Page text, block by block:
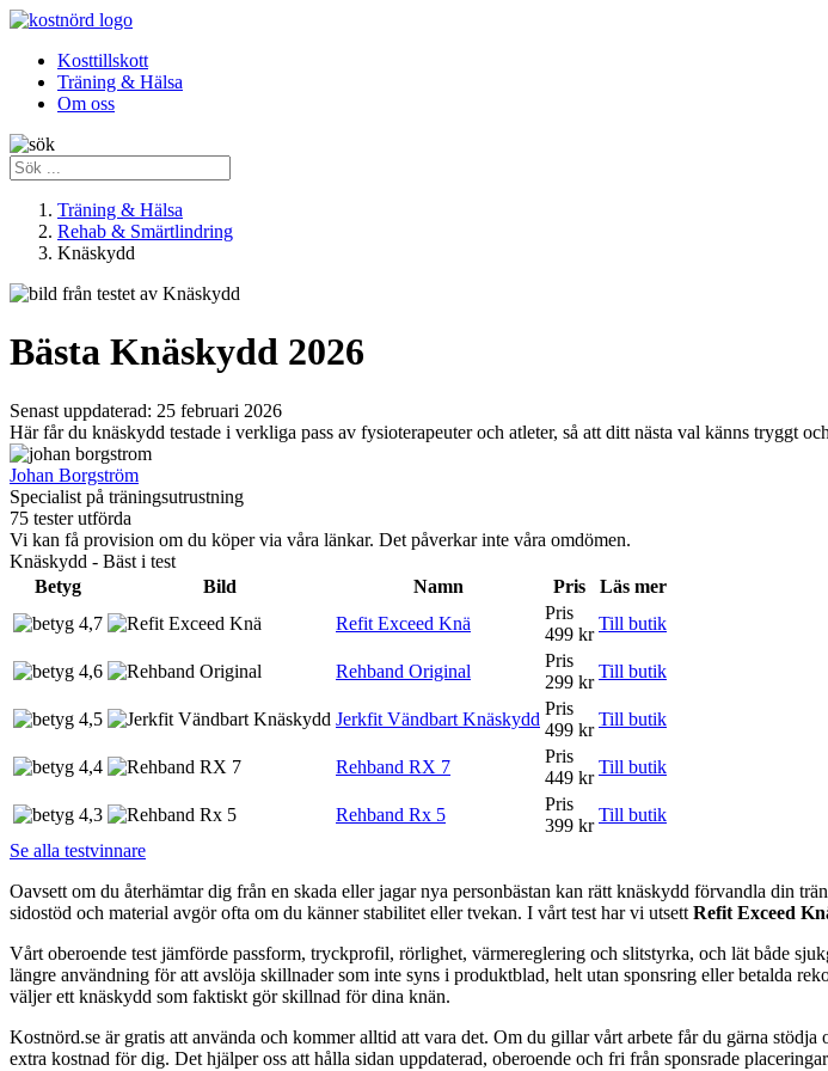
Kosttillskott
Träning & Hälsa
Om oss
Träning & Hälsa
Rehab & Smärtlindring
Knäskydd
Bästa Knäskydd 2026
Senast uppdaterad: 25 februari 2026
Här får du knäskydd testade i verkliga pass av fysioterapeuter och atleter, så att ditt nästa val känns tryggt
Johan Borgström
Specialist på träningsutrustning
75 tester utförda
Vi kan få provision om du köper via våra länkar. Det påverkar inte våra omdömen.
Knäskydd - Bäst i test
Betyg
Bild Namn Pris
Läs mer
4,7
Refit Exceed Knä
Pris
499 kr
Till butik
4,6 Rehband Original
Pris
299 kr
Till butik
4,5 Jerkfit Vändbart Knäskydd
Pris
499 kr
Till butik
4,4 Rehband RX 7
Pris
449 kr
Till butik
4,3 Rehband Rx 5
Pris
399 kr
Till butik
Se alla testvinnare
Oavsett om du återhämtar dig från en skada eller jagar nya personbästan kan rätt knäskydd förvandla din
sidostöd och material avgör ofta om du känner stabilitet eller tvekan. I vårt test har vi utsett Refit Exceed
Vårt oberoende test jämförde passform, tryckprofil, rörlighet, värmereglering och slitstyrka, och lät både
längre användning för att avslöja skillnader som inte syns i produktblad, helt utan sponsring eller betalda
väljer ett knäskydd som faktiskt gör skillnad för dina knän.
Kostnörd.se är gratis att använda och kommer alltid att vara det. Om du gillar vårt arbete får du gärna
extra kostnad för dig. Det hjälper oss att hålla sidan uppdaterad, oberoende och fri från sponsrade